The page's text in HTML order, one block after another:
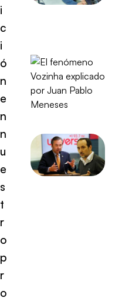
i
c
i
ó
n
e
n
n
u
e
s
t
r
o
p
r
o